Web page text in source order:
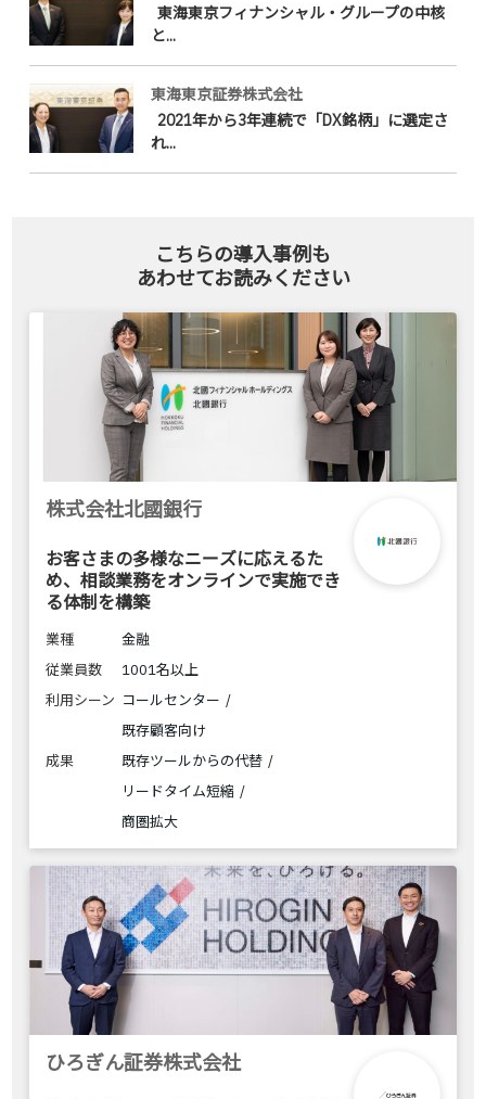
東海東京フィナンシャル・グループの中核
と...
東海東京証券株式会社
2021年から3年連続で「DX銘柄」に選定さ
れ...
こちらの導入事例も
あわせてお読みください
株式会社北國銀行
お客さまの多様なニーズに応えるた
め、相談業務をオンラインで実施でき
る体制を構築
業種
金融
従業員数
1001名以上
利用シーン コールセンター
既存顧客向け
成果
既存ツールからの代替
リードタイム短縮
商圏拡大
ひろぎん証券株式会社